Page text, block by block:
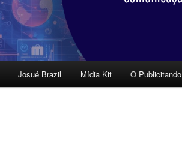
Josué Brazil Mídia Kit O Publicitando